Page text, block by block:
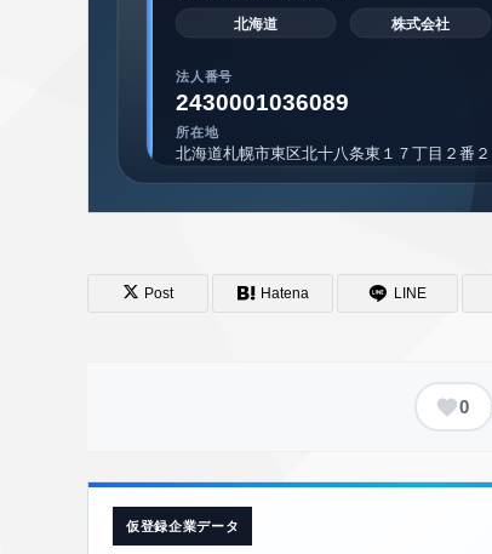
Post Hatena LINE
0
仮登録企業データ